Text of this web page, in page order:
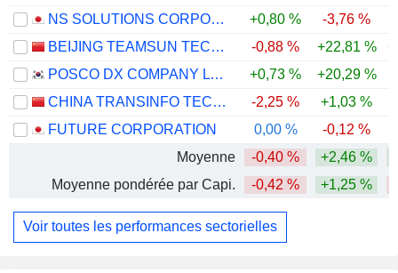
NS SOLUTIONS CORPORATION
+0,80 % -3,76 %
BEIJING TEAMSUN TECHNOLOGY CO.,LTD.
-0,88 % +22,81 %
POSCO DX COMPANY LTD.
+0,73 % +20,29 %
CHINA TRANSINFO TECHNOLOGY CO., LTD
-2,25 % +1,03 %
FUTURE CORPORATION
0,00 % -0,12 %
Moyenne
-0,40 % +2,46 %
Moyenne pondérée par Capi.
-0,42 % +1,25 %
Voir toutes les performances sectorielles